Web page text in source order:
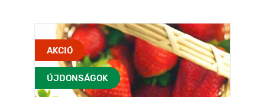
AKCIÓ
ÚJDONSÁGOK